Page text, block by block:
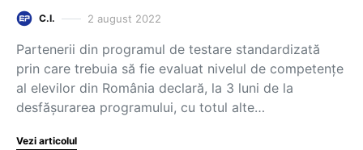
C.I. 2 august 2022
Partenerii din programul de testare standardizată
prin care trebuia să fie evaluat nivelul de competențe
al elevilor din România declară, la 3 luni de la
desfășurarea programului, cu totul alte…
Vezi articolul